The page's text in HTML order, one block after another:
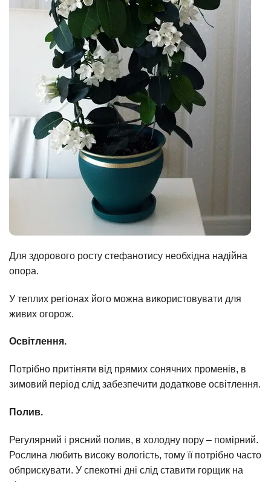
Для здорового росту стефанотису необхідна надійна
опора.
У теплих регіонах його можна використовувати для
живих огорож.
Освітлення.
Потрібно притіняти від прямих сонячних променів, в
зимовий період слід забезпечити додаткове освітлення.
Полив.
Регулярний і рясний полив, в холодну пору – помірний.
Рослина любить високу вологість, тому її потрібно часто
обприскувати. У спекотні дні слід ставити горщик на